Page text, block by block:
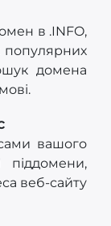
в .INFO,
популярних
домена
вашого
веб-сайту